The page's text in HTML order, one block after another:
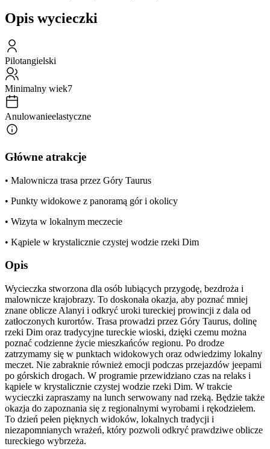
Opis wycieczki
Pilotangielski
Minimalny wiek7
Anulowanieelastyczne
Główne atrakcje
• Malownicza trasa przez Góry Taurus
• Punkty widokowe z panoramą gór i okolicy
• Wizyta w lokalnym meczecie
• Kąpiele w krystalicznie czystej wodzie rzeki Dim
Opis
Wycieczka stworzona dla osób lubiących przygodę, bezdroża i
malownicze krajobrazy. To doskonała okazja, aby poznać mniej
znane oblicze Alanyi i odkryć uroki tureckiej prowincji z dala od
zatłoczonych kurortów. Trasa prowadzi przez Góry Taurus, dolinę
rzeki Dim oraz tradycyjne tureckie wioski, dzięki czemu można
poznać codzienne życie mieszkańców regionu. Po drodze
zatrzymamy się w punktach widokowych oraz odwiedzimy lokalny
meczet. Nie zabraknie również emocji podczas przejazdów jeepami
po górskich drogach. W programie przewidziano czas na relaks i
kąpiele w krystalicznie czystej wodzie rzeki Dim. W trakcie
wycieczki zapraszamy na lunch serwowany nad rzeką. Będzie także
okazja do zapoznania się z regionalnymi wyrobami i rękodziełem.
To dzień pełen pięknych widoków, lokalnych tradycji i
niezapomnianych wrażeń, który pozwoli odkryć prawdziwe oblicze
tureckiego wybrzeża.